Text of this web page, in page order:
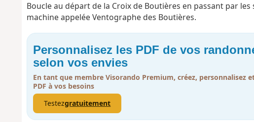
Boucle au départ de la Croix de Boutières en passant par
machine appelée Ventographe des Boutières.
Personnalisez les PDF de vos
selon vos envies
En tant que membre Visorando Premium, créez, personnalisez
PDF à vos besoins
Testezgratuitement